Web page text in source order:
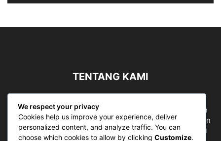
TENTANG KAMI
bergerak di ruang jurnalistik, sebagai entitas pemberian
ruang Publik, Media merupakan literasi mutlak diperlukan
sebagai kemampuan dasar berpikir kritis untuk hidup di
We respect your privacy
Cookies help us improve your experience, deliver
personalized content, and analyze traffic. You can
choose which cookies to allow by clicking Customize.